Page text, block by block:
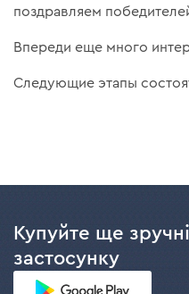
поздравляем
Впереди еще много
Следующие этапы
Купуйте ще
застосунку